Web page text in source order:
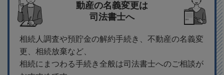
動産の名義変更は
司法書士へ
相続人調査や預貯金の解約手続き、不動産の名義変
更、相続放棄など、
相続にまつわる手続き全般は司法書士へのご相談が